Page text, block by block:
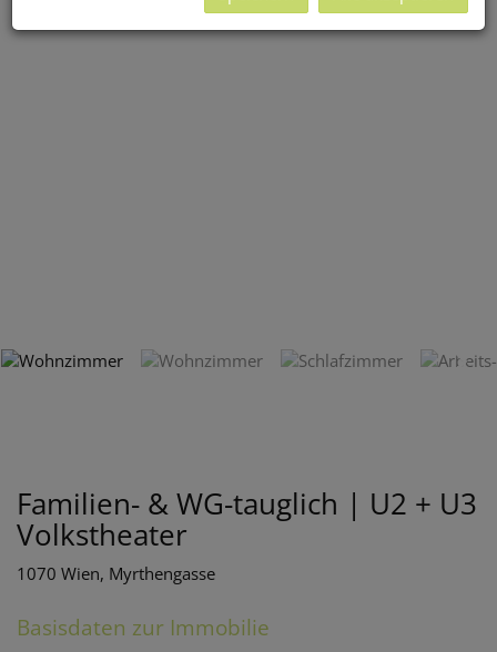
Familien- & WG-tauglich | U2 + U3
Volkstheater
1070 Wien, Myrthengasse
Basisdaten zur Immobilie